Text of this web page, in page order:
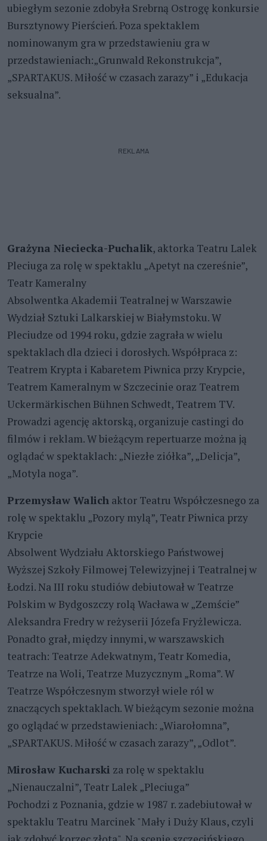
ubiegłym sezonie zdobyła Srebrną Ostrogę konkursie
Bursztynowy Pierścień. Poza spektaklem
nominowanym gra w przedstawieniu gra w
przedstawieniach:„Grunwald Rekonstrukcja”,
„SPARTAKUS. Miłość w czasach zarazy” i „Edukacja
seksualna”.
REKLAMA
Grażyna Nieciecka-Puchalik, aktorka Teatru Lalek
Pleciuga za rolę w spektaklu „Apetyt na czereśnie”,
Teatr Kameralny
Absolwentka Akademii Teatralnej w Warszawie
Wydział Sztuki Lalkarskiej w Białymstoku. W
Pleciudze od 1994 roku, gdzie zagrała w wielu
spektaklach dla dzieci i dorosłych. Współpraca z:
Teatrem Krypta i Kabaretem Piwnica przy Krypcie,
Teatrem Kameralnym w Szczecinie oraz Teatrem
Uckermärkischen Bühnen Schwedt, Teatrem TV.
Prowadzi agencję aktorską, organizuje castingi do
filmów i reklam. W bieżącym repertuarze można ją
oglądać w spektaklach: „Niezłe ziółka”, „Delicja”,
„Motyla noga”.
Przemysław Walich aktor Teatru Współczesnego za
rolę w spektaklu „Pozory mylą”, Teatr Piwnica przy
Krypcie
Absolwent Wydziału Aktorskiego Państwowej
Wyższej Szkoły Filmowej Telewizyjnej i Teatralnej w
Łodzi. Na III roku studiów debiutował w Teatrze
Polskim w Bydgoszczy rolą Wacława w „Zemście”
Aleksandra Fredry w reżyserii Józefa Fryżlewicza.
Ponadto grał, między innymi, w warszawskich
teatrach: Teatrze Adekwatnym, Teatr Komedia,
Teatrze na Woli, Teatrze Muzycznym „Roma”. W
Teatrze Współczesnym stworzył wiele ról w
znaczących spektaklach. W bieżącym sezonie można
go oglądać w przedstawieniach: „Wiarołomna”,
„SPARTAKUS. Miłość w czasach zarazy”, „Odlot”.
Mirosław Kucharski za rolę w spektaklu
„Nienauczalni”, Teatr Lalek „Pleciuga”
Pochodzi z Poznania, gdzie w 1987 r. zadebiutował w
spektaklu Teatru Marcinek "Mały i Duży Klaus, czyli